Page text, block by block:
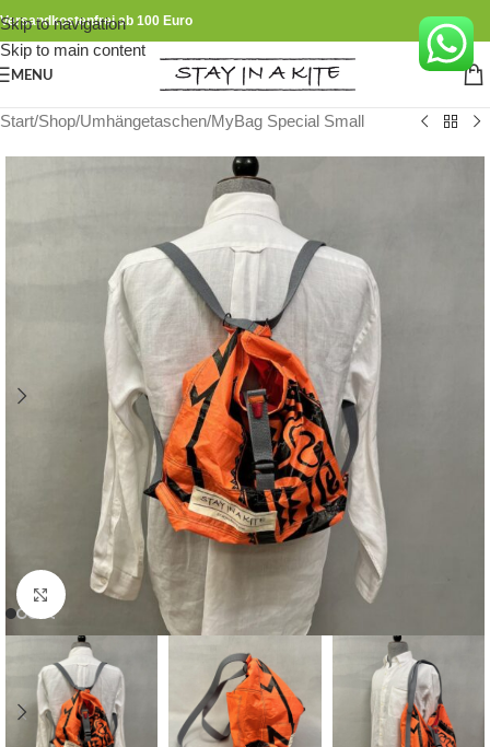
Skip to navigation
Skip to main content
Versandkostenfrei ab 100 Euro
MENU
Start/Shop/Umhängetaschen/MyBag Special Small
Click to enlarge